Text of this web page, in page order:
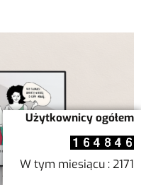
Użytkownicy ogółem
W tym miesiącu : 2171